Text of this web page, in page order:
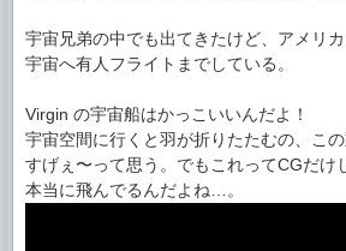
宇宙兄弟の中でも出てきたけど、アメリ
宇宙へ有人フライトまでしている。
Virgin の宇宙船はかっこいいんだよ！
宇宙空間に行くと羽が折りたたむの、こ
すげぇ〜って思う。でもこれってCGだけ
本当に飛んでるんだよね…。